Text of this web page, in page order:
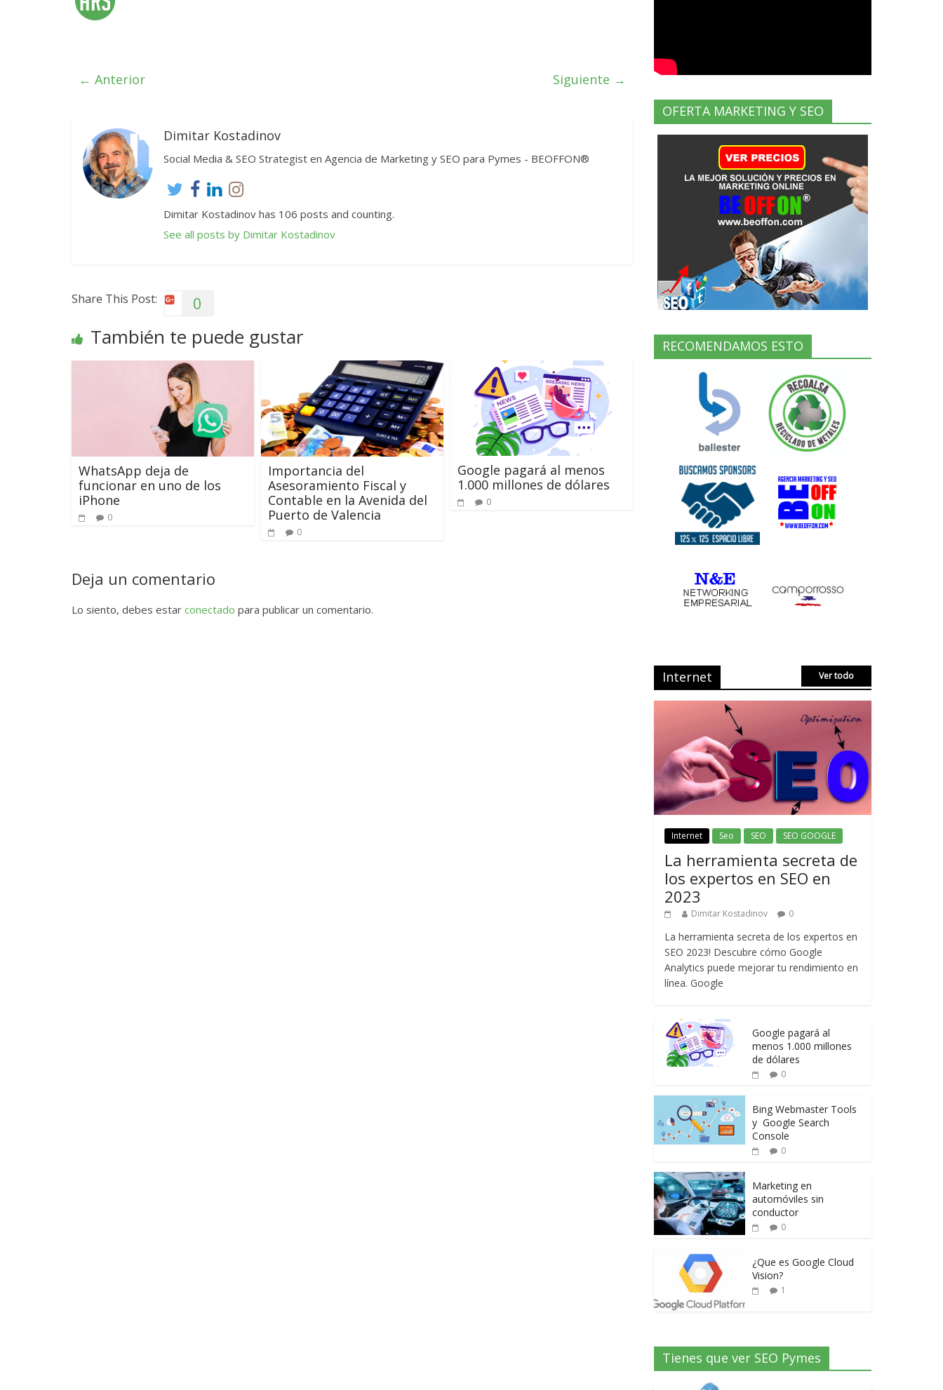
← Anterior Siguiente →
Dimitar Kostadinov
Social Media & SEO Strategist en Agencia de Marketing y SEO para Pymes - BEOFFON®
Dimitar Kostadinov has 106 posts and counting.
See all posts by Dimitar Kostadinov
Share This Post: 0
También te puede gustar
WhatsApp deja de
funcionar en uno de los
iPhone
0
Importancia del
Asesoramiento Fiscal y
Contable en la Avenida del
Puerto de Valencia
0
Google pagará al menos
1.000 millones de dólares
0
Deja un comentario
Lo siento, debes estar conectado para publicar un comentario.
OFERTA MARKETING Y SEO
RECOMENDAMOS ESTO
Internet Ver todo
Internet Seo SEO SEO GOOGLE
La herramienta secreta de
los expertos en SEO en
2023
Dimitar Kostadinov 0
La herramienta secreta de los expertos en
SEO 2023! Descubre cómo Google
Analytics puede mejorar tu rendimiento en
línea. Google
Google pagará al
menos 1.000 millones
de dólares
0
Bing Webmaster Tools
y Google Search
Console
0
Marketing en
automóviles sin
conductor
0
¿Que es Google Cloud
Vision?
1
Tienes que ver SEO Pymes